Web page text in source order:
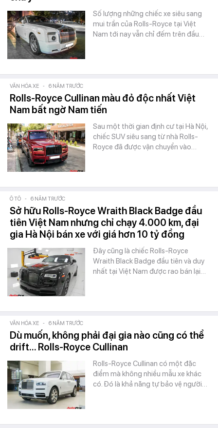
Số lượng những chiếc xe siêu sang
mui trần của Rolls-Royce tại Việt
Nam tới nay vẫn chỉ đếm trên đầu…
VĂN HÓA XE - 6 NĂM TRƯỚC
Rolls-Royce Cullinan màu đỏ độc nhất Việt
Nam bất ngờ Nam tiến
Sau một thời gian định cư tại Hà Nội,
chiếc SUV siêu sang từ nhà Rolls-
Royce đã được vận chuyển vào…
Ô TÔ - 6 NĂM TRƯỚC
Sở hữu Rolls-Royce Wraith Black Badge đầu
tiên Việt Nam nhưng chỉ chạy 4.000 km, đại
gia Hà Nội bán xe với giá hơn 10 tỷ đồng
Đây cũng là chiếc Rolls-Royce
Wraith Black Badge đầu tiên và duy
nhất tại Việt Nam được rao bán lại…
VĂN HÓA XE - 6 NĂM TRƯỚC
Dù muốn, không phải đại gia nào cũng có thể
drift... Rolls-Royce Cullinan
Rolls-Royce Cullinan có một đặc
điểm mà không nhiều mẫu xe khác
có. Đó là khả năng tự bảo vệ người…